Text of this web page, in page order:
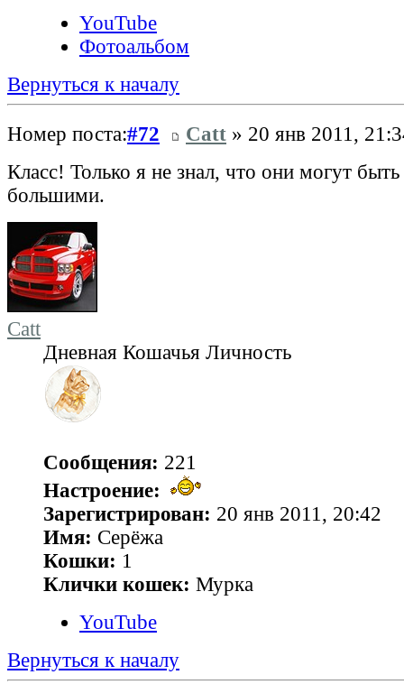
YouTube
Фотоальбом
Вернуться к началу
Номер поста:#72 Catt » 20 янв 2011,
Класс! Только я не знал, что они могут
большими.
Catt
Дневная Кошачья Личность
Сообщения: 221
Настроение:
Зарегистрирован: 20 янв 2011, 20:42
Имя: Серёжа
Кошки: 1
Клички кошек: Мурка
YouTube
Вернуться к началу